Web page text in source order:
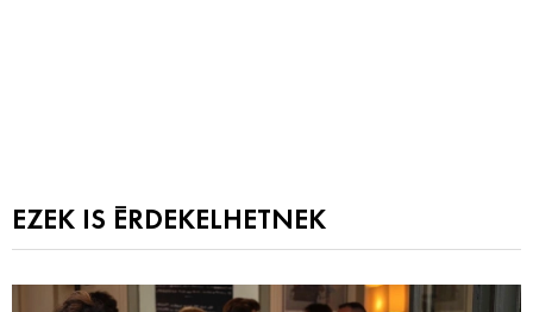
EZEK IS ÉRDEKELHETNEK